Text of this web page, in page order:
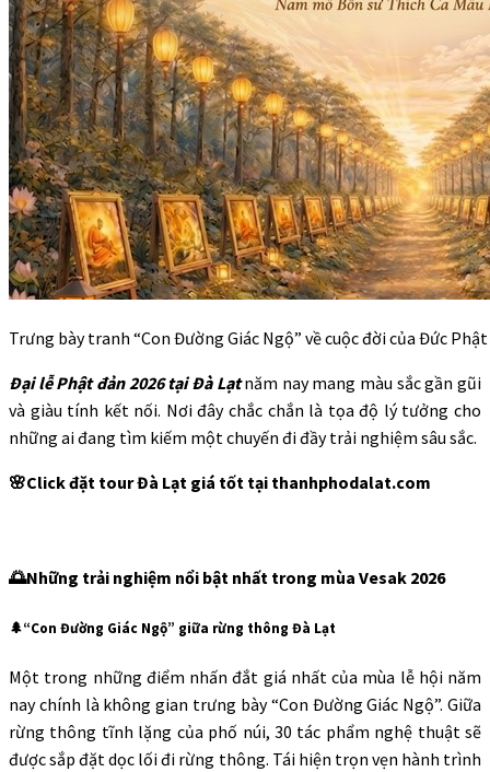
Trưng bày tranh “Con Đường Giác Ngộ” về cuộc đời của Đức Phật
Đại lễ Phật đản 2026 tại Đà Lạtnăm nay mang màu sắc gần gũi
và giàu tính kết nối. Nơi đây chắc chắn là tọa độ lý tưởng cho
những ai đang tìm kiếm một chuyến đi đầy trải nghiệm sâu sắc.
🌸Click đặt tour Đà Lạt giá tốt tại thanhphodalat.com
🌅Những trải nghiệm nổi bật nhất trong mùa Vesak 2026
🌲“Con Đường Giác Ngộ” giữa rừng thông Đà Lạt
Một trong những điểm nhấn đắt giá nhất của mùa lễ hội năm
nay chính là không gian trưng bày “Con Đường Giác Ngộ”. Giữa
rừng thông tĩnh lặng của phố núi, 30 tác phẩm nghệ thuật sẽ
được sắp đặt dọc lối đi rừng thông. Tái hiện trọn vẹn hành trình